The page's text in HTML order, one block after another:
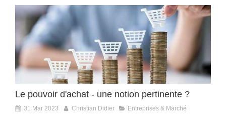
Le pouvoir d'achat - une notion pertinente ?
31 Mar 2023 Christian Didier Entreprises & Marché